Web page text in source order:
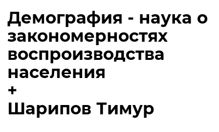
Демография - наука о
закономерностях
воспроизводства
населения
+
Шарипов Тимур